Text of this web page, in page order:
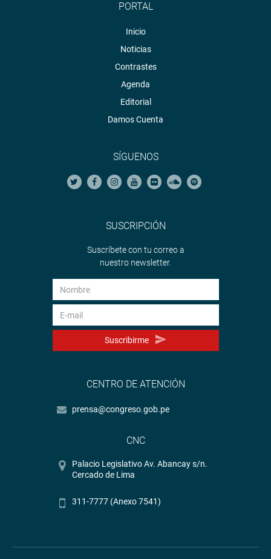
https://www.facebook.com/congresoperu
http://www.youtube.com/congresoperu
https://soundcloud.com/radiocongreso
PORTAL
Inicio
Noticias
Contrastes
Agenda
Editorial
Damos Cuenta
SÍGUENOS
SUSCRIPCIÓN
Suscríbete con tu correo a
nuestro newsletter.
Suscribirme
CENTRO DE ATENCIÓN
prensa@congreso.gob.pe
CNC
Palacio Legislativo Av. Abancay s/n.
Cercado de Lima
311-7777 (Anexo 7541)